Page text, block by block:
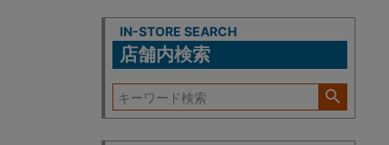
IN-STORE SEARCH
店舗内検索